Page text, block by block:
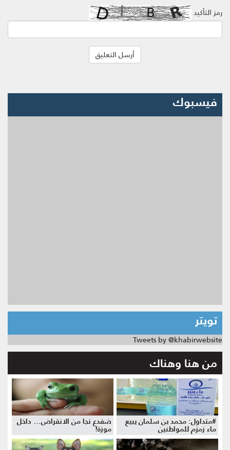
رمز التأكيد
فيسبوك
تويتر
Tweets by @khabirwebsite
من هنا وهناك
#متداول: محمد بن سلمان يبيع
ماء زمزم للمواطنين
ضفدع نجا من الانقراض... داخل
موزة!